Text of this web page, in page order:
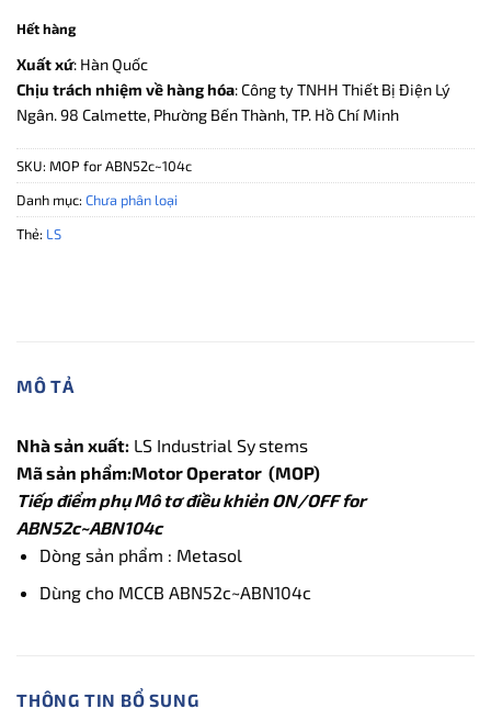
Hết hàng
Xuất xứ: Hàn Quốc
Chịu trách nhiệm về hàng hóa: Công ty TNHH Thiết Bị Điện Lý
Ngân. 98 Calmette, Phường Bến Thành, TP. Hồ Chí Minh
SKU: MOP for ABN52c~104c
Danh mục: Chưa phân loại
Thẻ: LS
MÔ TẢ
Nhà sản xuất: LS Industrial Systems
Mã sản phẩm:Motor Operator (MOP)
Tiếp điểm phụ Mô tơ điều khiẻn ON/OFF for
ABN52c~ABN104c
Dòng sản phẩm : Metasol
Dùng cho MCCB ABN52c~ABN104c
THÔNG TIN BỔ SUNG